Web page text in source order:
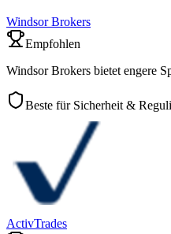
Windsor Brokers
Empfohlen
Windsor Brokers bietet engere
Beste für Sicherheit &
ActivTrades